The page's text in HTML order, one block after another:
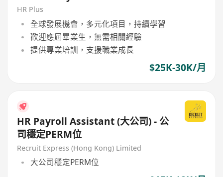
HR Plus
全球發展機會，多元化項目，持續學習
歡迎應屆畢業生，無需相關經驗
提供專業培訓，支援職業成長
$25K-30K/月
HR Payroll Assistant (大公司) - 公
司穩定PERM位
Recruit Express (Hong Kong) Limited
大公司穩定PERM位